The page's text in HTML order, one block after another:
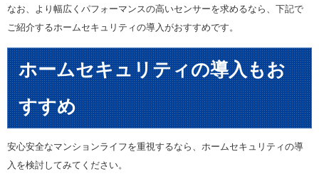
なお、より幅広くパフォーマンスの高いセンサーを求めるなら、下記で
ご紹介するホームセキュリティの導入がおすすめです。
ホームセキュリティの導入もお
すすめ
安心安全なマンションライフを重視するなら、ホームセキュリティの導
入を検討してみてください。